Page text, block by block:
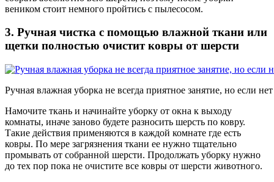
веником стоит немного пройтись с пылесосом.
3. Ручная чистка с помощью влажной ткани или
щетки полностью очистит ковры от шерсти
Ручная влажная уборка не всегда приятное занятие, но если
Намочите ткань и начинайте уборку от окна к выходу
комнаты, иначе заново будете разносить шерсть по ковру.
Такие действия применяются в каждой комнате где есть
ковры. По мере загрязнения ткани ее нужно тщательно
промывать от собранной шерсти. Продолжать уборку нужно
до тех пор пока не очистите все ковры от шерсти животного.